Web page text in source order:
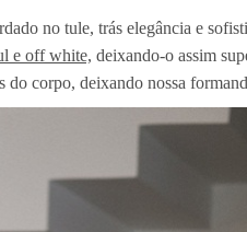
no tule, trás elegância e
e off white, deixando-o assim
do corpo, deixando nossa